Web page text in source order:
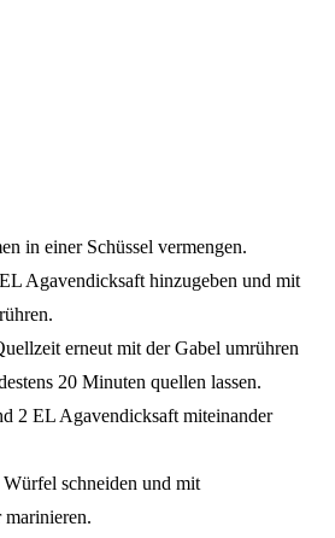
in einer Schüssel vermengen.
Agavendicksaft hinzugeben und mit
erneut mit der Gabel umrühren
20 Minuten quellen lassen.
2 EL Agavendicksaft miteinander
schneiden und mit